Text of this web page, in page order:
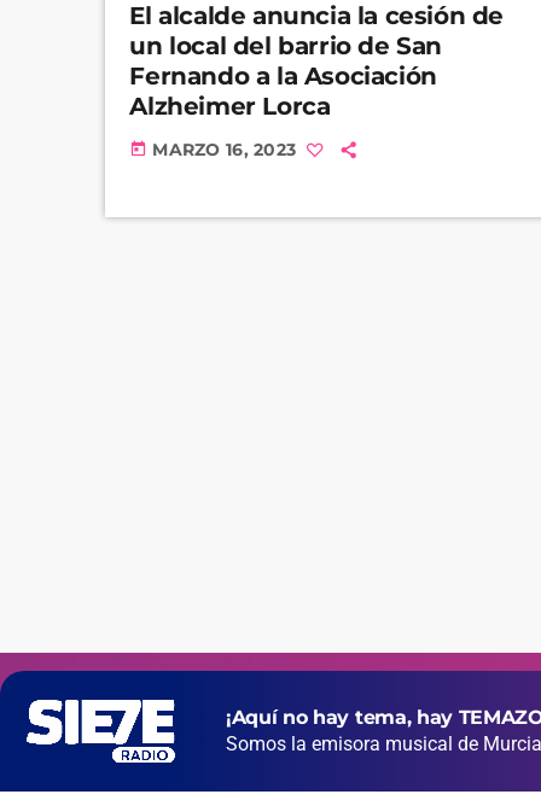
El alcalde anuncia la cesión de
un local del barrio de San
Fernando a la Asociación
Alzheimer Lorca
today MARZO 16, 2023
¡Aquí no hay tema, hay
Somos la emisora musical de